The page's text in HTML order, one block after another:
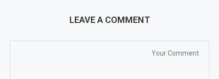
LEAVE A COMMENT